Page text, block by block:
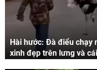
Hài hước: Đà điểu chạy
xinh đẹp trên lưng và